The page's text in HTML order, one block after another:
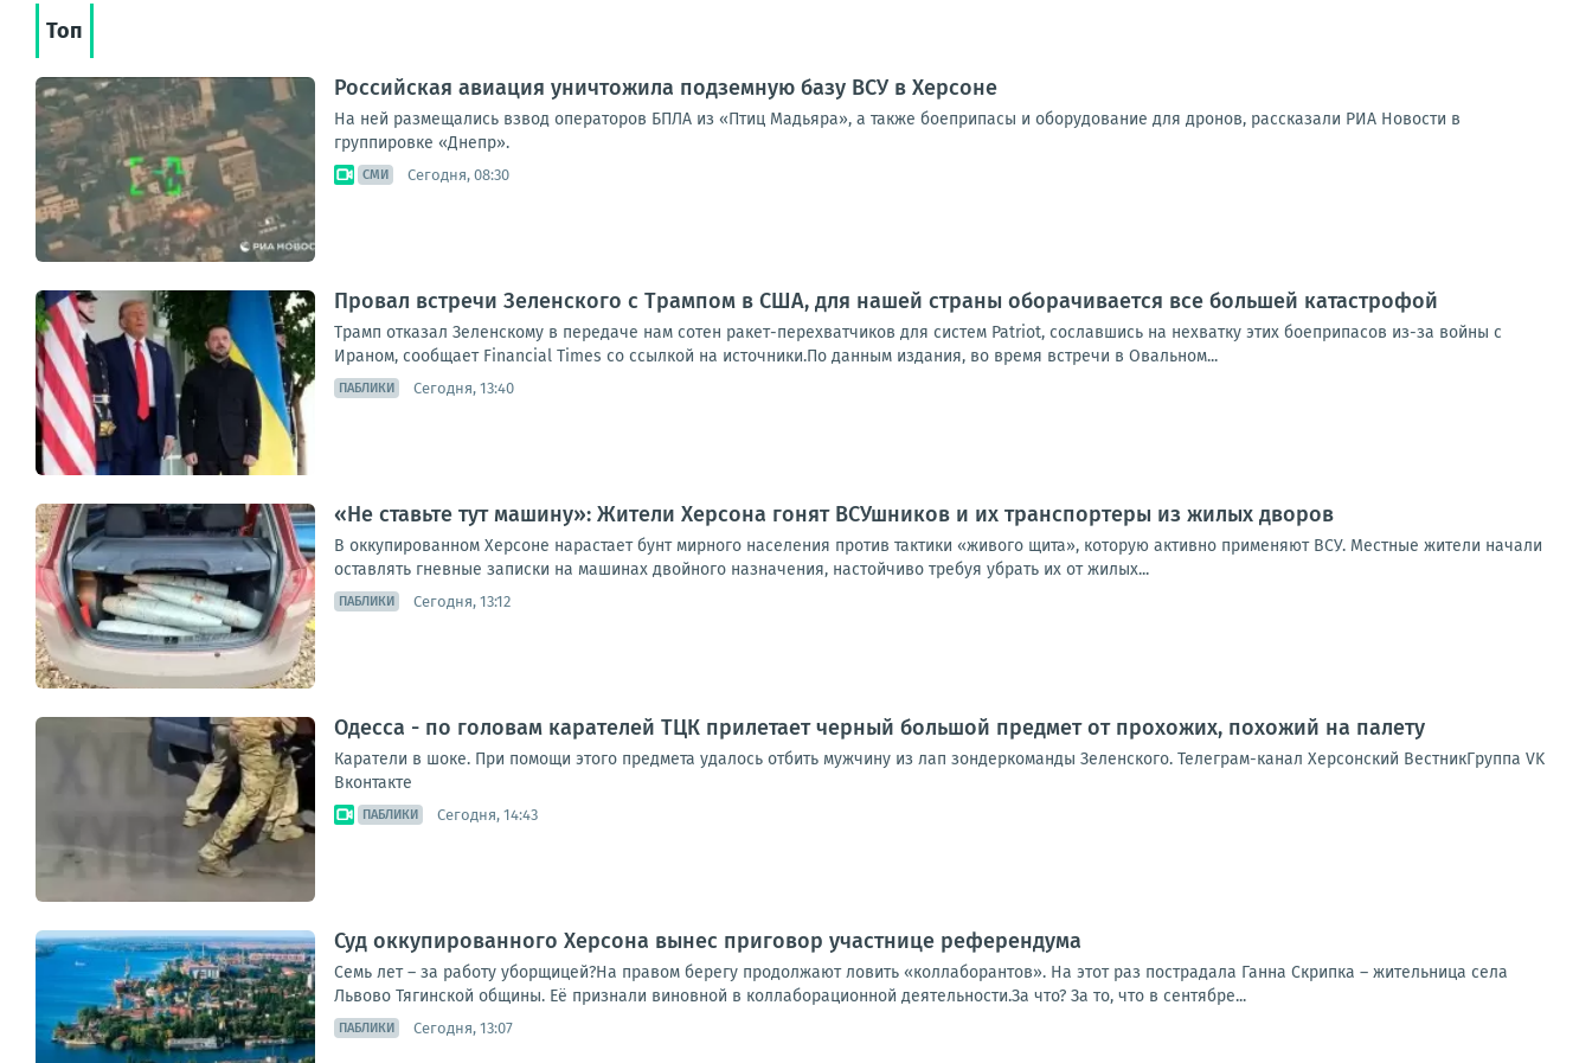
Топ
Российская авиация уничтожила подземную базу ВСУ в Херсоне
На ней размещались взвод операторов БПЛА из «Птиц Мадьяра», а также боеприпасы и оборудование для дронов, рассказали РИА Новости в
группировке «Днепр».
СМИ Сегодня, 08:30
Провал встречи Зеленского с Трампом в США, для нашей страны оборачивается все большей катастрофой
Трамп отказал Зеленскому в передаче нам сотен ракет-перехватчиков для систем Patriot, сославшись на нехватку этих боеприпасов из-за войны с
Ираном, сообщает Financial Times со ссылкой на источники.По данным издания, во время встречи в Овальном...
ПАБЛИКИ Сегодня, 13:40
«Не ставьте тут машину»: Жители Херсона гонят ВСУшников и их транспортеры из жилых дворов
В оккупированном Херсоне нарастает бунт мирного населения против тактики «живого щита», которую активно применяют ВСУ. Местные жители начали
оставлять гневные записки на машинах двойного назначения, настойчиво требуя убрать их от жилых...
ПАБЛИКИ Сегодня, 13:12
Одесса - по головам карателей ТЦК прилетает черный большой предмет от прохожих, похожий на палету
Каратели в шоке. При помощи этого предмета удалось отбить мужчину из лап зондеркоманды Зеленского. Телеграм-канал Херсонский ВестникГруппа VK
Вконтакте
ПАБЛИКИ Сегодня, 14:43
Суд оккупированного Херсона вынес приговор участнице референдума
Семь лет – за работу уборщицей?На правом берегу продолжают ловить «коллаборантов». На этот раз пострадала Ганна Скрипка – жительница села
Львово Тягинской общины. Её признали виновной в коллаборационной деятельности.За что? За то, что в сентябре...
ПАБЛИКИ Сегодня, 13:07